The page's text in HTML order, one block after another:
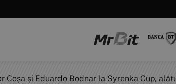
Coșa și Eduardo Bodnar la Syrenka Cup,